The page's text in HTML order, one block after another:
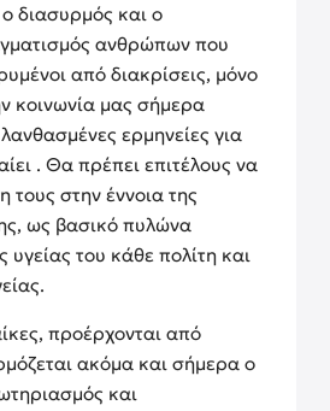
διασυρμός και ο
ανθρώπων που
από διακρίσεις, μόνο
κοινωνία μας σήμερα
ερμηνείες για
. Θα πρέπει επιτέλους να
τους στην έννοια της
ως βασικό πυλώνα
υγείας του κάθε πολίτη και
προέρχονται από
ακόμα και σήμερα ο
και